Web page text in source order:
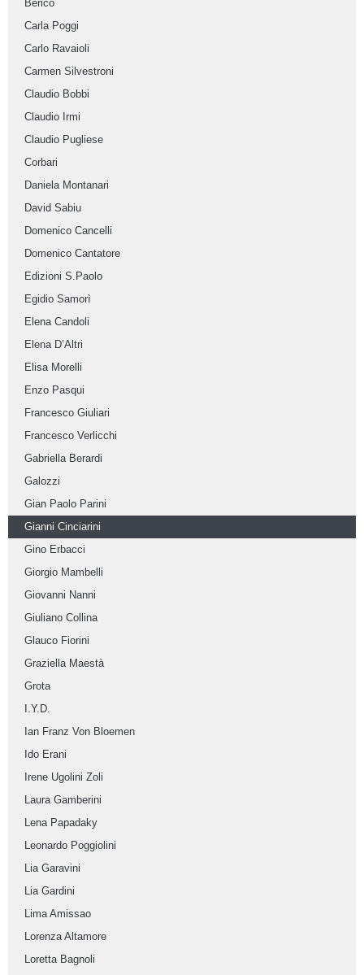
Berico
Carla Poggi
Carlo Ravaioli
Carmen Silvestroni
Claudio Bobbi
Claudio Irmi
Claudio Pugliese
Corbari
Daniela Montanari
David Sabiu
Domenico Cancelli
Domenico Cantatore
Edizioni S.Paolo
Egidio Samorì
Elena Candoli
Elena D’Altri
Elisa Morelli
Enzo Pasqui
Francesco Giuliari
Francesco Verlicchi
Gabriella Berardi
Galozzi
Gian Paolo Parini
Gianni Cinciarini
Gino Erbacci
Giorgio Mambelli
Giovanni Nanni
Giuliano Collina
Glauco Fiorini
Graziella Maestà
Grota
I.Y.D.
Ian Franz Von Bloemen
Ido Erani
Irene Ugolini Zoli
Laura Gamberini
Lena Papadaky
Leonardo Poggiolini
Lia Garavini
Lia Gardini
Lima Amissao
Lorenza Altamore
Loretta Bagnoli